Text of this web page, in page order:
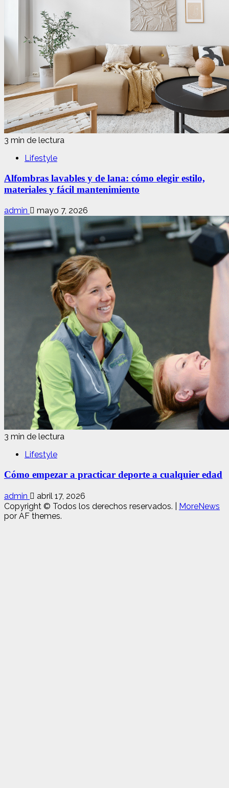
3 min de lectura
Lifestyle
Alfombras lavables y de lana: cómo elegir estilo,
materiales y fácil mantenimiento
admin mayo 7, 2026
3 min de lectura
Lifestyle
Cómo empezar a practicar deporte a cualquier edad
admin
abril 17, 2026
Copyright © Todos los derechos reservados.
MoreNews
por AF themes.